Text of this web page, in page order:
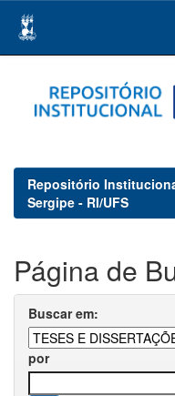
navigation
Repositório
Sergipe - RI/UFS
Página de
Buscar em:
por